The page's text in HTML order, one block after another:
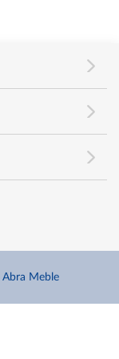
Abra Meble